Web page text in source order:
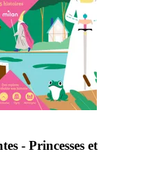
- Princesses et